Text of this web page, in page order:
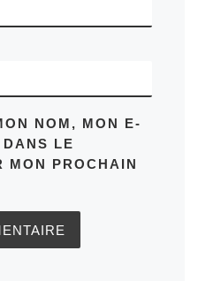
NOM, MON E-
LE
MON PROCHAIN